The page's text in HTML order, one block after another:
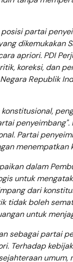
partai
dikemukakan
apriori. PDI
koreksi, dan
Republik
Partai
menempatkan
dalam
untuk
dari
tidak boleh
untuk
sebagai partai
Terhadap